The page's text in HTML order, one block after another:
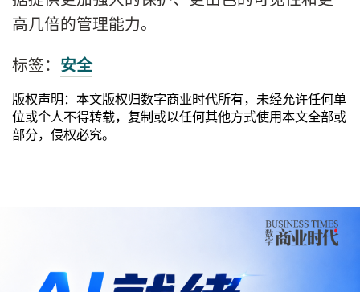
高几倍的管理能力。
标签： 安全
版权声明：本文版权归数字商业时代所有，未经允许任何单
位或个人不得转载，复制或以任何其他方式使用本文全部或
部分，侵权必究。